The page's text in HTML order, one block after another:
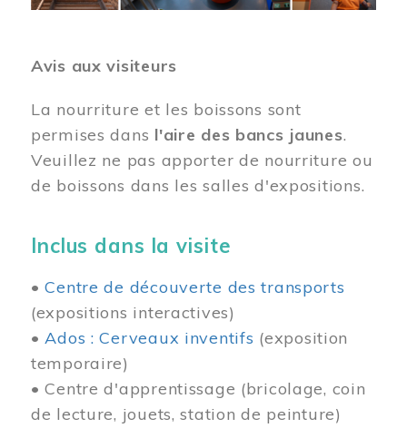
Avis aux visiteurs
La nourriture et les boissons sont
permises dans l'aire des bancs jaunes.
Veuillez ne pas apporter de nourriture ou
de boissons dans les salles d'expositions.
Inclus dans la visite
•Centre de découverte des transports
(expositions interactives)
•Ados : Cerveaux inventifs (exposition
temporaire)
• Centre d'apprentissage (bricolage, coin
de lecture, jouets, station de peinture)